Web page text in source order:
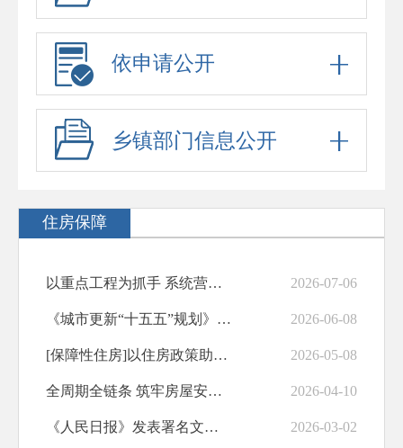
行政许可
行政处罚
回应关切
政府信息公开标准目录
防范化解重大风险
稳岗就业
养老服务
食品安全
产品质量
财政资金直达基层
依申请公开
乡镇部门信息公开
住房保障
以重点工程为抓手 系统营造高品质城市生活空间 2026-07-06
《城市更新“十五五”规划》审议通过——城市更新“任务书”来了 2026-06-08
[保障性住房]以住房政策助力生育友好型社会建设 2026-05-08
全周期全链条 筑牢房屋安全根基 2026-04-10
《人民日报》发表署名文章《推动房地产高质量发展》 2026-03-02